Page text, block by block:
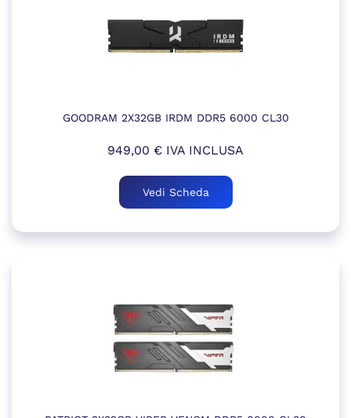
GOODRAM 2X32GB IRDM DDR5 6000 CL30
949,00 € IVA INCLUSA
Vedi Scheda